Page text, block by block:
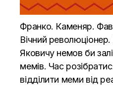
Франко. Каменяр.
Вічний
Яковичу немов би
мемів. Час
відділити меми від